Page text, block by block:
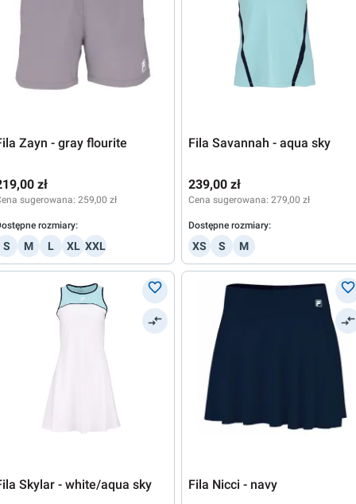
Zayn - gray flourite
zł
sugerowana: 259,00 zł
rozmiary:
S M L XL XXL
Fila Savannah - aqua sky
239,00 zł
Cena sugerowana: 279,00 zł
Dostępne rozmiary:
XS S M
Skylar - white/aqua sky Fila Nicci - navy